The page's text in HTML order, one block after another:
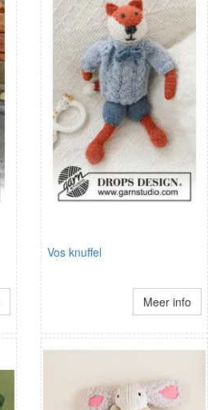
Vos knuffel
Meer info